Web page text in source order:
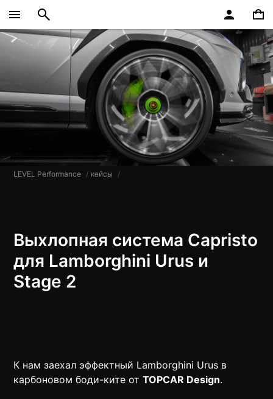
LEVEL Performance кейсы
Выхлопная система Capristo
для Lamborghini Urus​​​ и ​
Stage 2​
К нам заехал эффектный Lamborghini Urus в
карбоновом боди-ките отTOPCAR Design.